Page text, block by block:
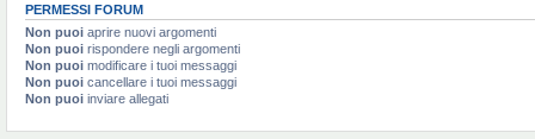
PERMESSI FORUM
Non puoi aprire nuovi argomenti
Non puoi rispondere negli argomenti
Non puoi modificare i tuoi messaggi
Non puoi cancellare i tuoi messaggi
Non puoi inviare allegati